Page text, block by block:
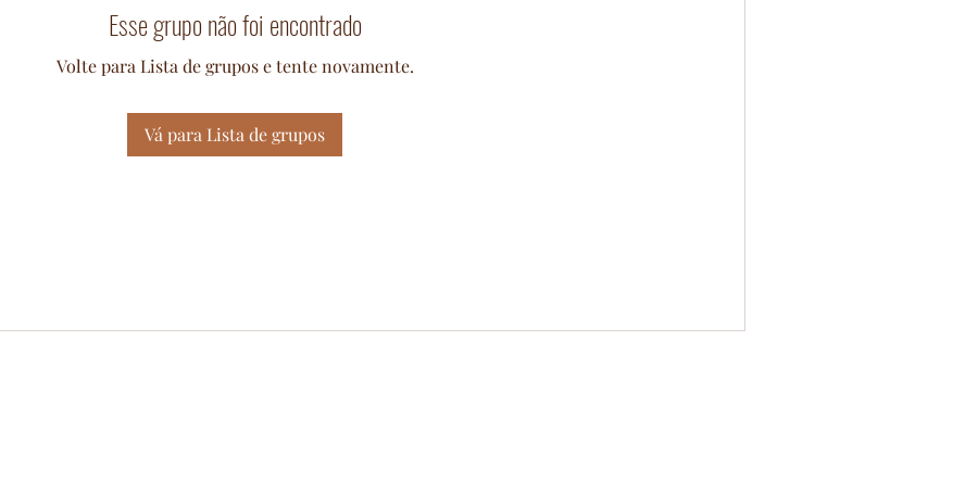
Esse grupo não foi encontrado
Volte para Lista de grupos e tente novamente.
Vá para Lista de grupos